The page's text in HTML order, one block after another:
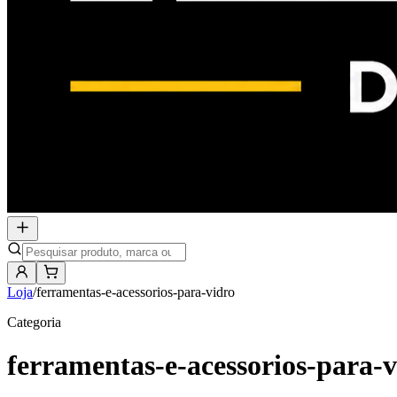
Loja/ferramentas-e-acessorios-para-vidro
Categoria
ferramentas-e-acessorios-para-